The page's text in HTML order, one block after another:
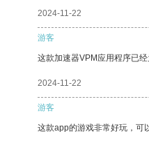
2024-11-22
游客
这款加速器VPM应用程序已
2024-11-22
游客
这款app的游戏非常好玩，可